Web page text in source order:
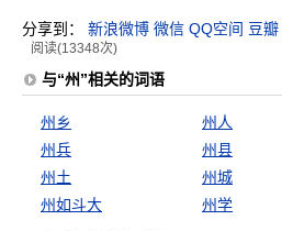
分享到： 新浪微博 微信 QQ空间 豆瓣
阅读(13348次)
与“州”相关的词语
州乡 州人
州兵
州县
州土
州城
州如斗大
州学